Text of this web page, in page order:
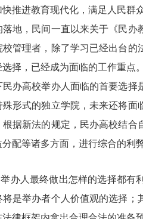
推进教育现代化，满足人民群
，民间一直以来关于《民办
校管理者，除了学习已经出台
择，已经成为面临的工作重点
高校举办人面临的首要选择
殊形式的独立学院，未来还将
根据新法的规定，民办高校结
配等诸多方面，进行综合的利
办人最终做出怎样的选择都有
将是举办者个人价值观的选择